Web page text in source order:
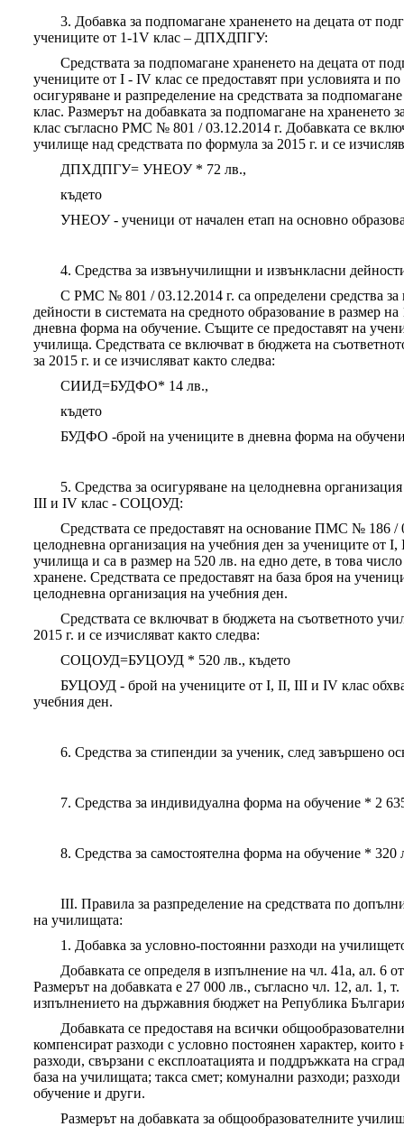
3. Добавка за подпомагане храненето на децата от
учениците от 1-1V клас – ДПХДПГУ:
Средствата за подпомагане храненето на децата от
учениците от І - ІV клас се предоставят при условията и
осигуряване и разпределение на средствата за
клас. Размерът на добавката за подпомагане на храненето
клас съгласно РМС № 801 / 03.12.2014 г. Добавката се
училище над средствата по формула за 2015 г. и се
ДПХДПГУ= УНЕОУ * 72 лв.,
където
УНЕОУ - ученици от начален етап на основно
4. Средства за извънучилищни и извънкласни
С РМС № 801 / 03.12.2014 г. са определени средства
дейности в системата на средното образование в размер
дневна форма на обучение. Същите се предоставят на
училища. Средствата се включват в бюджета на
за 2015 г. и се изчисляват както следва:
СИИД=БУДФО* 14 лв.,
където
БУДФО -брой на учениците в дневна форма на
5. Средства за осигуряване на целодневна
III и IV клас - СОЦОУД:
Средствата се предоставят на основание ПМС № 186 /
целодневна организация на учебния ден за учениците от
училища и са в размер на 520 лв. на едно дете, в това
хранене. Средствата се предоставят на база броя на
целодневна организация на учебния ден.
Средствата се включват в бюджета на съответното
2015 г. и се изчисляват както следва:
СОЦОУД=БУЦОУД * 520 лв., където
БУЦОУД - брой на учениците от I, II, III и IV клас
учебния ден.
6. Средства за стипендии за ученик, след завършено
7. Средства за индивидуална форма на обучение * 2
8. Средства за самостоятелна форма на обучение * 320
III. Правила за разпределение на средствата по
на училищата:
1. Добавка за условно-постоянни разходи на
Добавката се определя в изпълнение на чл. 41а, ал. 6
Размерът на добавката е 27 000 лв., съгласно чл. 12, ал. 1,
изпълнението на държавния бюджет на Република
Добавката се предоставя на всички
компенсират разходи с условно постоянен характер, които
разходи, свързани с експлоатацията и поддръжката на
база на училищата; такса смет; комунални разходи;
обучение и други.
Размерът на добавката за общообразователните